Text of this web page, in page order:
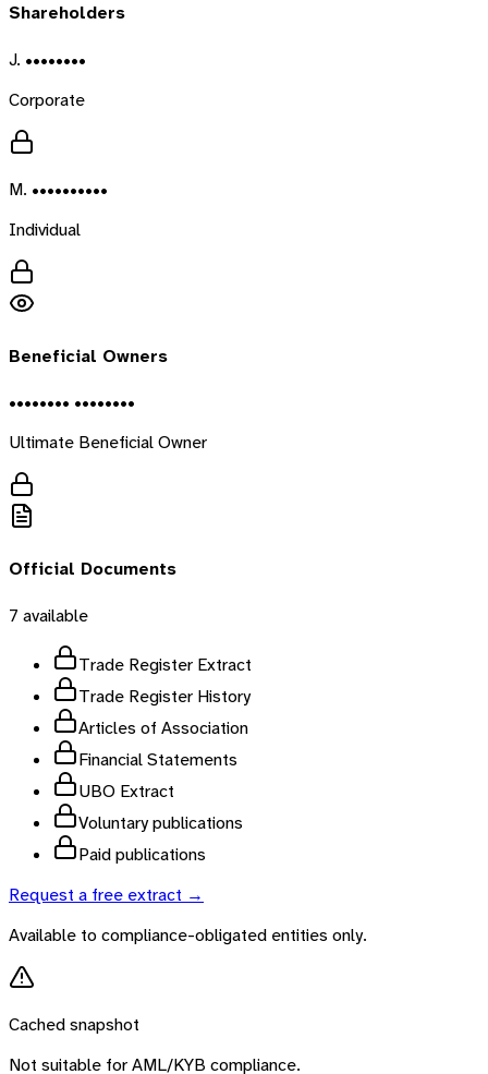
Shareholders
J. ••••••••
Corporate
M. ••••••••••
Individual
Beneficial Owners
•••••••• ••••••••
Ultimate Beneficial Owner
Official Documents
7 available
Trade Register Extract
Trade Register History
Articles of Association
Financial Statements
UBO Extract
Voluntary publications
Paid publications
Request a free extract →
Available to compliance-obligated entities only.
Cached snapshot
Not suitable for AML/KYB compliance.